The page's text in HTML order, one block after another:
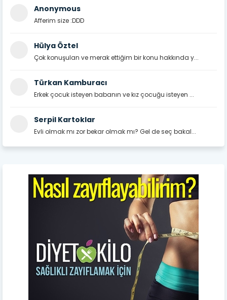
Anonymous
Afferim size :DDD
Hülya Öztel
Çok konuşulan ve merak ettiğim bir konu hakkında y...
Türkan Kamburacı
Erkek çocuk isteyen babanın ve kız çocuğu isteyen ...
Serpil Kartoklar
Evli olmak mı zor bekar olmak mı? Gel de seç bakal...